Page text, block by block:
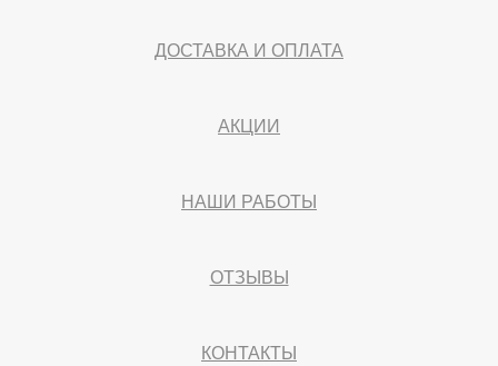
ДОСТАВКА И ОПЛАТА
АКЦИИ
НАШИ РАБОТЫ
ОТЗЫВЫ
КОНТАКТЫ